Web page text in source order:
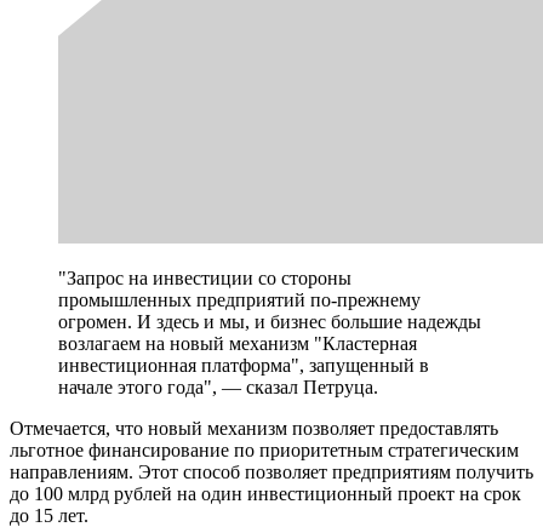
"Запрос на инвестиции со стороны
промышленных предприятий по-прежнему
огромен. И здесь и мы, и бизнес большие надежды
возлагаем на новый механизм "Кластерная
инвестиционная платформа", запущенный в
начале этого года", — сказал Петруца.
Отмечается, что новый механизм позволяет предоставлять
льготное финансирование по приоритетным стратегическим
направлениям. Этот способ позволяет предприятиям получить
до 100 млрд рублей на один инвестиционный проект на срок
до 15 лет.